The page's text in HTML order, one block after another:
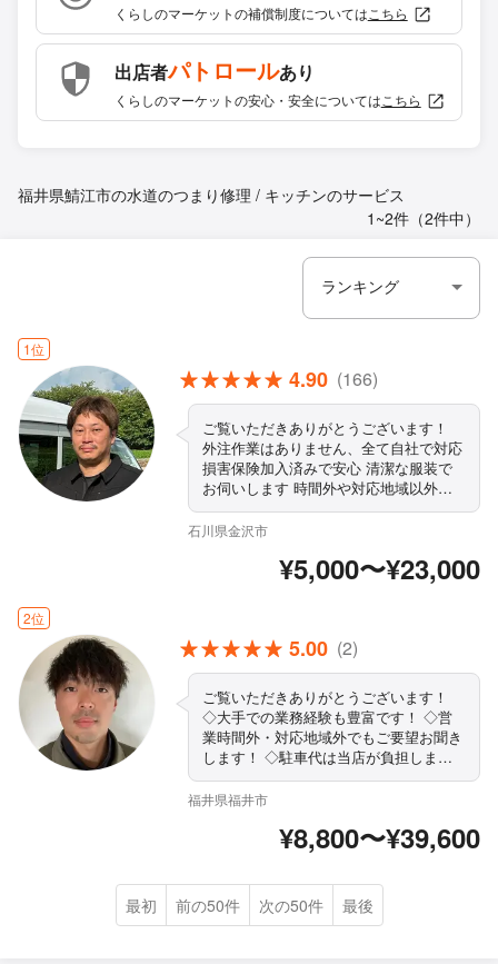
くらしのマーケットの補償制度については こちら
出店者パトロールあり
くらしのマーケットの安心・安全については こちら
福井県鯖江市の水道のつまり修理 / キッチンのサービス
1~2件（2件中）
1位
4.90 (166)
ご覧いただきありがとうございます！
外注作業はありません、全て自社で対応
損害保険加入済みで安心 清潔な服装で
お伺いします 時間外や対応地域以外に
も対応いたします ＜サービス内容＞ レ
ンジフードクリーニング キッチンクリ
ス以外のメニューもございます！ 各種
組み合わせのセット料金もございます！
石川県金沢市
¥5,000〜¥23,000
2位
5.00 (2)
ご覧いただきありがとうございます！
◇大手での業務経験も豊富です！ ◇営
業時間外・対応地域外でもご要望お聞き
します！ ◇駐車代は当店が負担します
◇精一杯対応します！ぜひ当店にお任せ
ください まずはお気軽にご相談くださ
福井県福井市
¥8,800〜¥39,600
最初 前の50件 次の50件 最後